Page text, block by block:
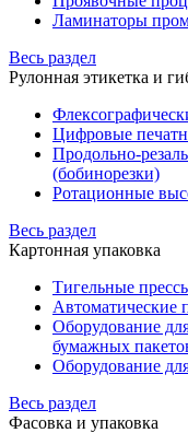
Ламинаторы
Весь раздел
Рулонная этикетка и
Цифровые
Продольно-
(бобинорезки)
Ротационные
Весь раздел
Картонная упаковка
Тигельные
Автоматические
Оборудование
бумажных
Оборудование
Весь раздел
Фасовка и упаковка